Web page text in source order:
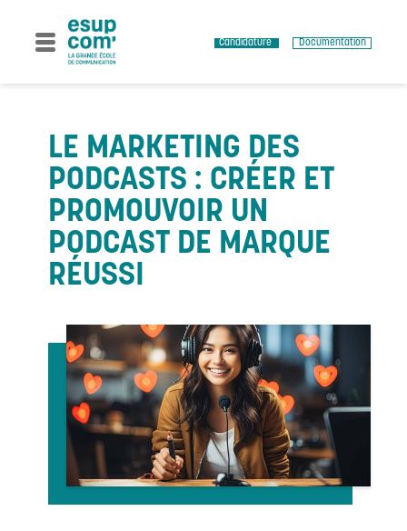
content
Candidature Documentation
LE MARKETING DES
PODCASTS : CRÉER ET
PROMOUVOIR UN
PODCAST DE MARQUE
RÉUSSI